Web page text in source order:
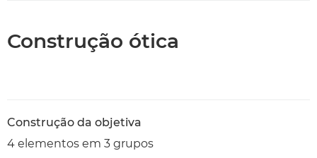
Construção ótica
Construção da objetiva
4 elementos em 3 grupos